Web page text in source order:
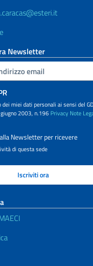
Newsletter
miei dati personali ai sensi del
2003, n.196 Privacy Note
Newsletter per ricevere
di questa sede